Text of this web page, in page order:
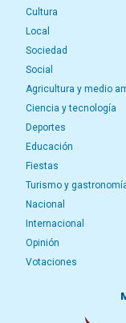
Cultura
Local
Sociedad
Social
Agricultura y medio
Ciencia y tecnología
Deportes
Educación
Fiestas
Turismo y
Nacional
Internacional
Opinión
Votaciones